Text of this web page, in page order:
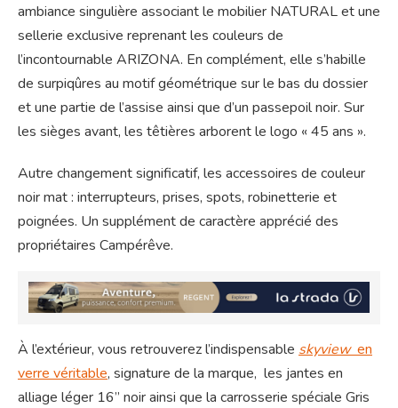
ambiance singulière associant le mobilier NATURAL et une
sellerie exclusive reprenant les couleurs de
l’incontournable ARIZONA. En complément, elle s’habille
de surpiqûres au motif géométrique sur le bas du dossier
et une partie de l’assise ainsi que d’un passepoil noir. Sur
les sièges avant, les têtières arborent le logo « 45 ans ».
Autre changement significatif, les accessoires de couleur
noir mat : interrupteurs, prises, spots, robinetterie et
poignées. Un supplément de caractère apprécié des
propriétaires Campérêve.
À l’extérieur, vous retrouverez l’indispensable skyviewen
verre véritable, signature de la marque, les jantes en
alliage léger 16’’ noir ainsi que la carrosserie spéciale Gris